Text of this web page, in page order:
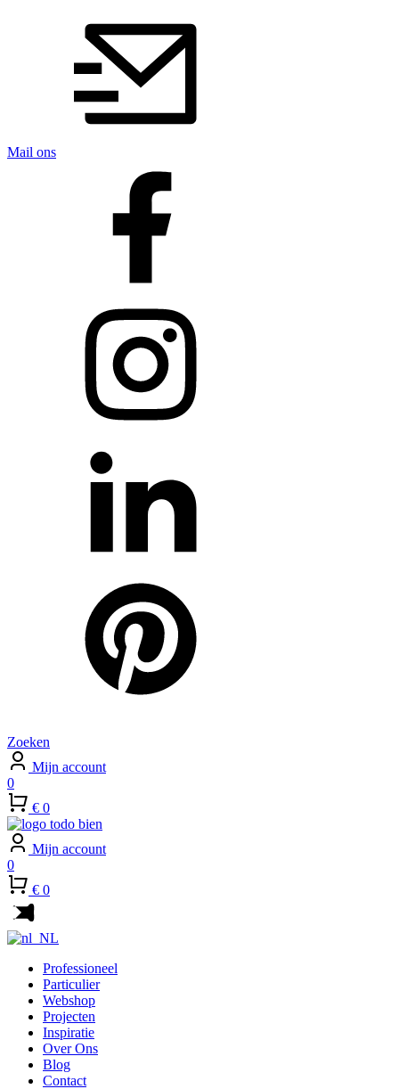
Mail ons
Zoeken
Mijn account
0
€ 0
Mijn account
0
€ 0
Professioneel
Particulier
Webshop
Projecten
Inspiratie
Over Ons
Blog
Contact